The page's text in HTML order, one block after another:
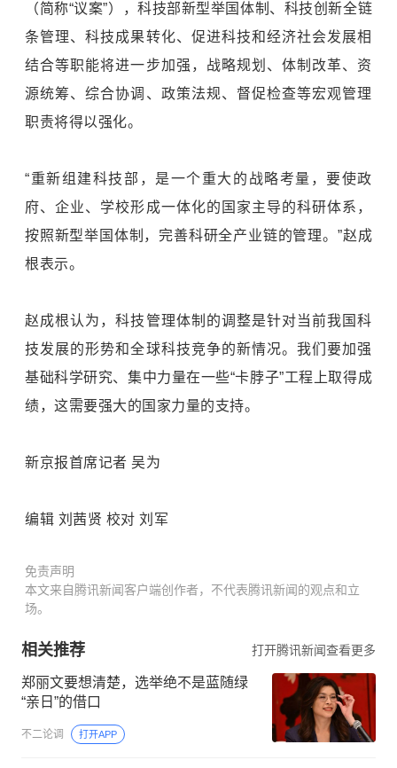
（简称“议案”），科技部新型举国体制、科技创新全链
条管理、科技成果转化、促进科技和经济社会发展相
结合等职能将进一步加强，战略规划、体制改革、资
源统筹、综合协调、政策法规、督促检查等宏观管理
职责将得以强化。
“重新组建科技部，是一个重大的战略考量，要使政
府、企业、学校形成一体化的国家主导的科研体系，
按照新型举国体制，完善科研全产业链的管理。”赵成
根表示。
赵成根认为，科技管理体制的调整是针对当前我国科
技发展的形势和全球科技竞争的新情况。我们要加强
基础科学研究、集中力量在一些“卡脖子”工程上取得成
绩，这需要强大的国家力量的支持。
新京报首席记者 吴为
编辑 刘茜贤 校对 刘军
免责声明
本文来自腾讯新闻客户端创作者，不代表腾讯新闻的观点和立
场。
相关推荐 打开腾讯新闻查看更多
郑丽文要想清楚，选举绝不是蓝随绿
“亲日”的借口
不二论调 打开APP